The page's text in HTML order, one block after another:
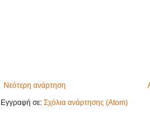
Νεότερη ανάρτηση
Εγγραφή σε: Σχόλια ανάρτησης (Atom)